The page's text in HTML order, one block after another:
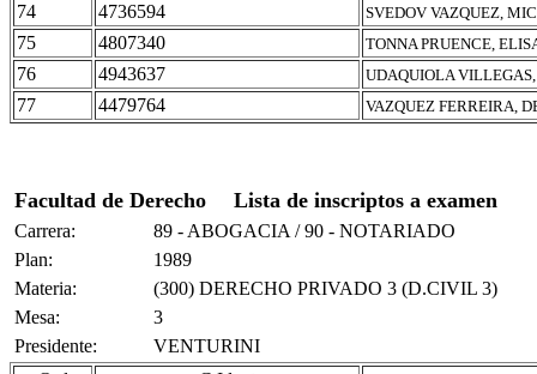
74 4736594 SVEDOV VAZQUEZ,
75 4807340 TONNA PRUENCE,
76 4943637 UDAQUIOLA
77 4479764 VAZQUEZ FERREIRA,
Facultad de Derecho Lista de inscriptos a examen
Carrera:
89 - ABOGACIA / 90 - NOTARIADO
Plan:
1989
Materia:
(300) DERECHO PRIVADO 3 (D.CIVIL 3)
Mesa:
3
Presidente:
VENTURINI